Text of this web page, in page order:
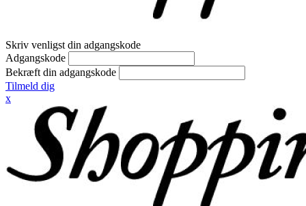
Skriv venligst din adgangskode
Adgangskode
Bekræft din adgangskode
Tilmeld dig
x